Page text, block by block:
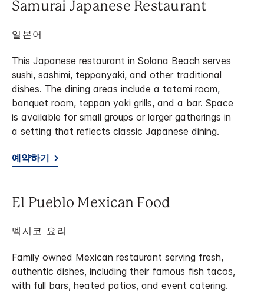
Samurai Japanese Restaurant
일본어
This Japanese restaurant in Solana Beach serves
sushi, sashimi, teppanyaki, and other traditional
dishes. The dining areas include a tatami room,
banquet room, teppan yaki grills, and a bar. Space
is available for small groups or larger gatherings in
a setting that reflects classic Japanese dining.
예약하기
El Pueblo Mexican Food
멕시코 요리
Family owned Mexican restaurant serving fresh,
authentic dishes, including their famous fish tacos,
with full bars, heated patios, and event catering.